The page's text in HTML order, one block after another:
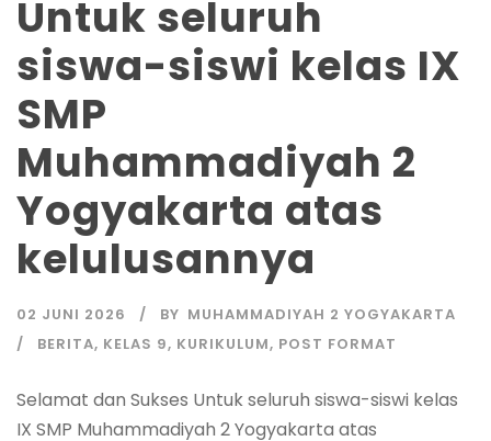
Untuk seluruh
siswa-siswi kelas IX
SMP
Muhammadiyah 2
Yogyakarta atas
kelulusannya
02 JUNI 2026 BY MUHAMMADIYAH 2 YOGYAKARTA
BERITA, KELAS 9, KURIKULUM, POST FORMAT
​Selamat dan Sukses Untuk seluruh siswa-siswi kelas
IX SMP Muhammadiyah 2 Yogyakarta atas